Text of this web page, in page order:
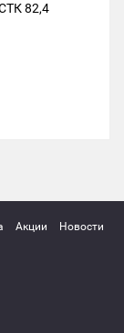
82,4
Акции
Новости